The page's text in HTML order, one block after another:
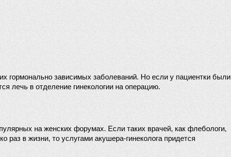
гормонально зависимых заболеваний. Но если у пациентки были
лечь в отделение гинекологии на операцию.
на женских форумах. Если таких врачей, как флебологи,
в жизни, то услугами акушера-гинеколога придется